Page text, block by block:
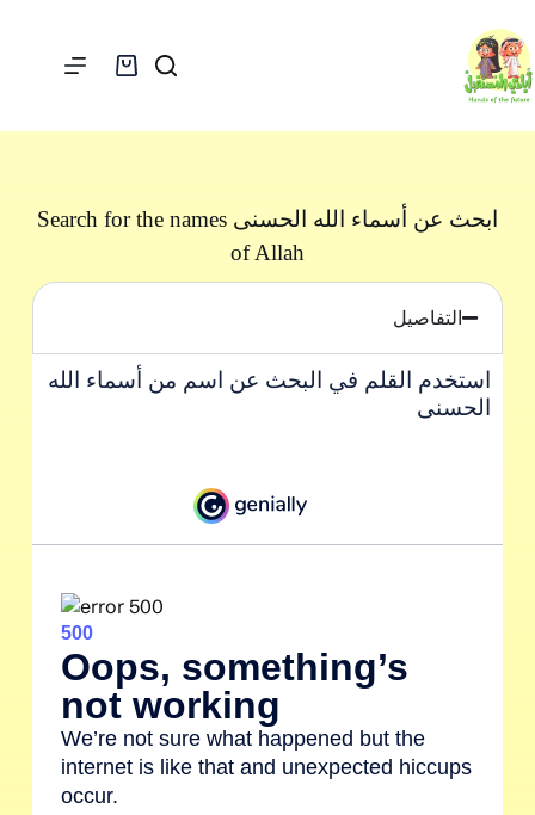
ابحث عن أسماء الله الحسنى Search for the names
of Allah
التفاصيل
استخدم القلم في البحث عن اسم من أسماء الله
الحسنى